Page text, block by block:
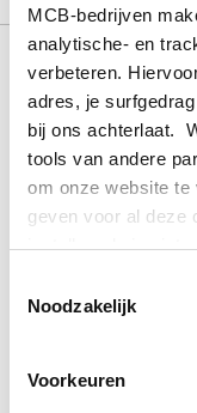
MCB-bedrijven
analytische- en
verbeteren.
adres, je
bij ons achterlaat.
tools van andere
om onze website
geven voor al deze
instellen als je niet
partijen waarmee
Noodzakelijk
Voorkeuren
Bruto
plaat/
2B
2500-0721-3151